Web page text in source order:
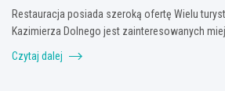
Restauracja posiada szeroką ofertę Wielu
Kazimierza Dolnego jest zainteresowanych
Czytaj dalej